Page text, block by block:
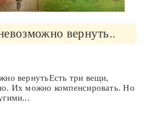
вернуть..
вернутьЕсть три вещи,
Их можно компенсировать. Но